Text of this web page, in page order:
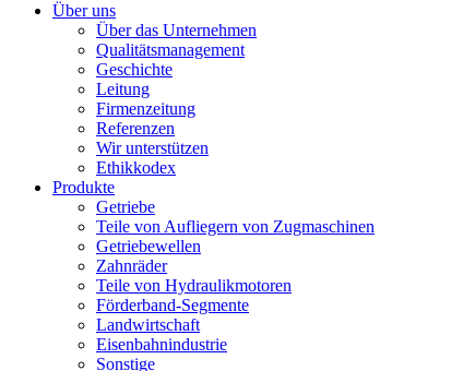
Über uns
Über das Unternehmen
Qualitätsmanagement
Geschichte
Leitung
Firmenzeitung
Referenzen
Wir unterstützen
Ethikkodex
Produkte
Getriebe
Teile von Aufliegern von Zugmaschinen
Getriebewellen
Zahnräder
Teile von Hydraulikmotoren
Förderband-Segmente
Landwirtschaft
Eisenbahnindustrie
Sonstige